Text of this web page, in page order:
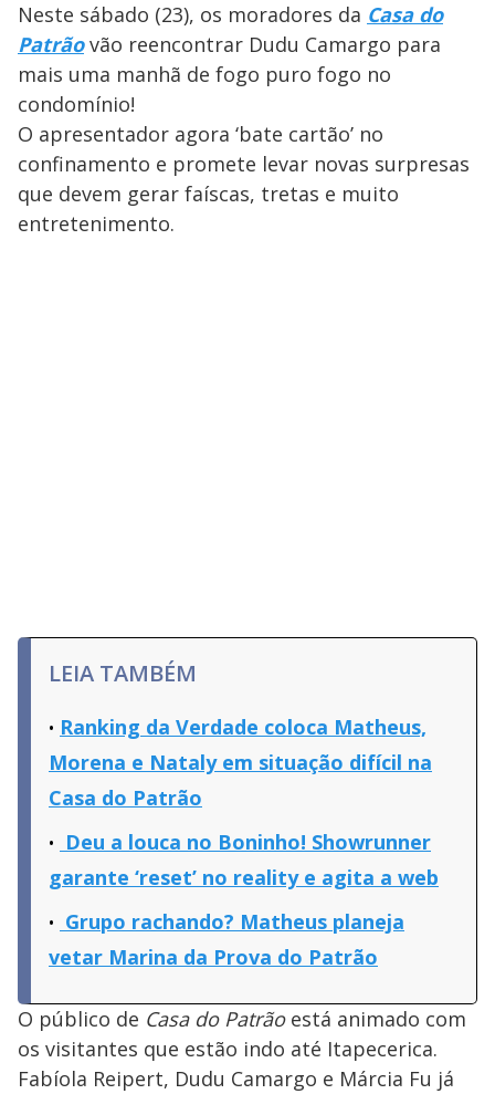
Neste sábado (23), os moradores da Casa do
Patrãovão reencontrar Dudu Camargo para
mais uma manhã de fogo puro fogo no
condomínio!
O apresentador agora ‘bate cartão’ no
confinamento e promete levar novas surpresas
que devem gerar faíscas, tretas e muito
entretenimento.
LEIA TAMBÉM
Ranking da Verdade coloca Matheus,
Morena e Nataly em situação difícil na
Casa do Patrão
Deu a louca no Boninho! Showrunner
garante ‘reset’ no reality e agita a web
Grupo rachando? Matheus planeja
vetar Marina da Prova do Patrão
O público de Casa do Patrãoestá animado com
os visitantes que estão indo até Itapecerica.
Fabíola Reipert, Dudu Camargo e Márcia Fu já